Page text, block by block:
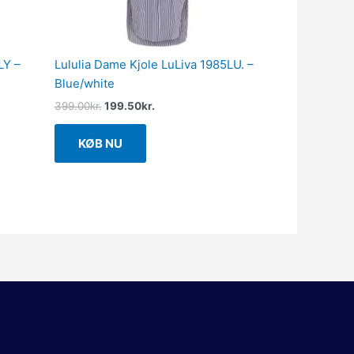
–
Lululia Dame Kjole LuLiva 1985LU. –
Blue/white
399.00kr. 199.50kr.
KØB NU